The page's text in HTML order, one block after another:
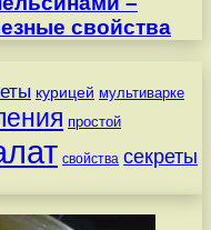
свойства
курицей мультиварке
простой
свойства секреты